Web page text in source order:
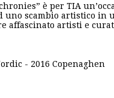
è per TIA
uno scambio artistico in
affascinato artisti e